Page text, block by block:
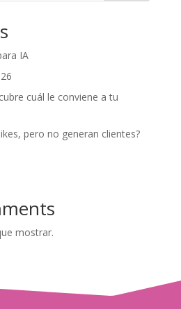
IA
cuál le conviene a tu
pero no generan clientes?
mostrar.